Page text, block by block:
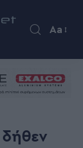
Aa
δήθεν